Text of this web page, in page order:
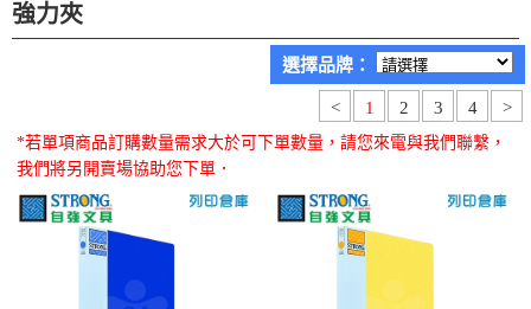
強力夾
選擇品牌：
< 1 2 3 4 >
*若單項商品訂購數量需求大於可下單數量，請您來電與我們聯繫，
我們將另開賣場協助您下單．